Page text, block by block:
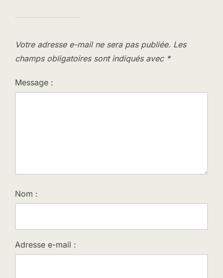
Votre adresse e-mail ne sera pas publiée. Les
champs obligatoires sont indiqués avec *
Message :
Nom :
Adresse e-mail :